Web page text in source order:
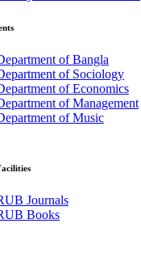
of Bangla
of Sociology
of Economics
of Management
of Music
Journals
Books